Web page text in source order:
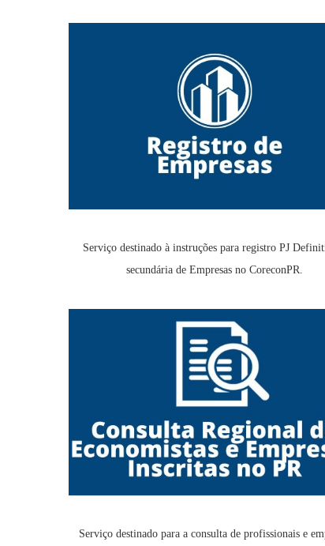
Serviço destinado à instruções para registro PJ
secundária de Empresas no CoreconPR.
Serviço destinado para a consulta de profissionais e